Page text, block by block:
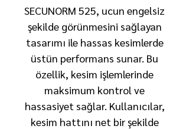
SECUNORM 525, ucun engelsiz
şekilde görünmesini sağlayan
tasarımı ile hassas kesimlerde
üstün performans sunar. Bu
özellik, kesim işlemlerinde
maksimum kontrol ve
hassasiyet sağlar. Kullanıcılar,
kesim hattını net bir şekilde